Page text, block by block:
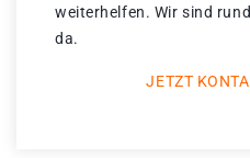
weiterhelfen. Wir sind
da.
JETZT